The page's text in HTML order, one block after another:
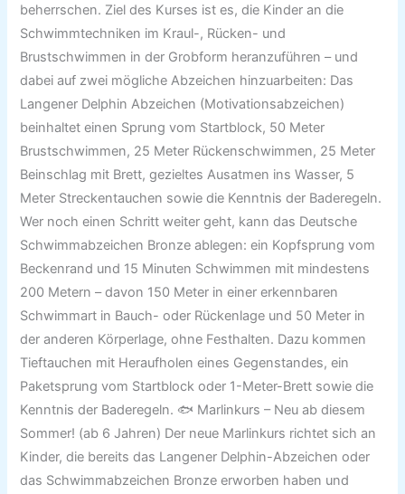
beherrschen. Ziel des Kurses ist es, die Kinder an die
Schwimmtechniken im Kraul-, Rücken- und
Brustschwimmen in der Grobform heranzuführen – und
dabei auf zwei mögliche Abzeichen hinzuarbeiten: Das
Langener Delphin Abzeichen (Motivationsabzeichen)
beinhaltet einen Sprung vom Startblock, 50 Meter
Brustschwimmen, 25 Meter Rückenschwimmen, 25 Meter
Beinschlag mit Brett, gezieltes Ausatmen ins Wasser, 5
Meter Streckentauchen sowie die Kenntnis der Baderegeln.
Wer noch einen Schritt weiter geht, kann das Deutsche
Schwimmabzeichen Bronze ablegen: ein Kopfsprung vom
Beckenrand und 15 Minuten Schwimmen mit mindestens
200 Metern – davon 150 Meter in einer erkennbaren
Schwimmart in Bauch- oder Rückenlage und 50 Meter in
der anderen Körperlage, ohne Festhalten. Dazu kommen
Tieftauchen mit Heraufholen eines Gegenstandes, ein
Paketsprung vom Startblock oder 1-Meter-Brett sowie die
Kenntnis der Baderegeln. 🐟 Marlinkurs – Neu ab diesem
Sommer! (ab 6 Jahren) Der neue Marlinkurs richtet sich an
Kinder, die bereits das Langener Delphin-Abzeichen oder
das Schwimmabzeichen Bronze erworben haben und